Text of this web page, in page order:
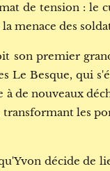
de tension : le
menace des
son premier
Le Besque, qui
de nouveaux
transformant les
décide de